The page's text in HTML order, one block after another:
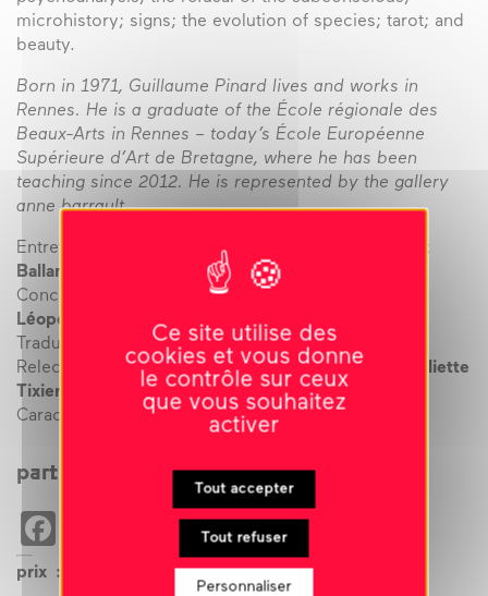
microhistory; signs; the evolution of species; tarot; and
beauty.
Born in 1971, Guillaume Pinard lives and works in
Rennes. He is a graduate of the École régionale des
Beaux-Arts in Rennes – today’s École Européenne
Supérieure d’Art de Bretagne, where he has been
teaching since 2012. He is represented by the gallery
anne barrault.
Entretien / Conversation :
Guillaume Pinard, Franck
Balland et Julie Portier
Conception graphique / Layout :
Léopold et François Havegeer)
Traduction / Translation : Matthieu Ortalda
Relecture / Copy editing :Marianna Reis (EN) et Juliette
Tixier (FR)
Caractères / Typefaces : Century Old Style
partager cet évènement
Facebook
WhatsApp
Email
Copy
Link
X
prix : 25€ + frais d’envoi
Ce site utilise des
cookies et vous donne
le contrôle sur ceux
que vous souhaitez
activer
Tout accepter
Tout refuser
Personnaliser